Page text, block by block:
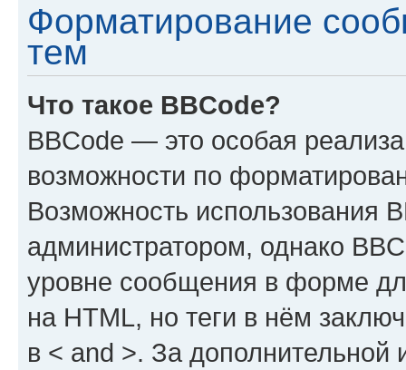
Форматирование
тем
Что такое BBCode?
BBCode — это особая
возможности по
Возможность использования
администратором, однако
уровне сообщения в форме
на HTML, но теги в нём
в < and >. За